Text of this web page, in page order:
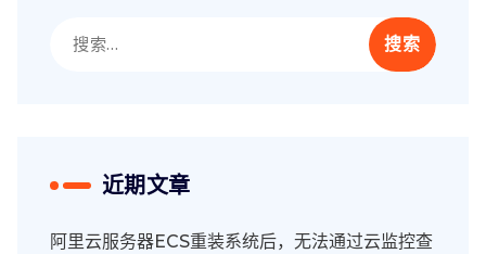
索：
近期文章
阿里云服务器ECS重装系统后，无法通过云监控查